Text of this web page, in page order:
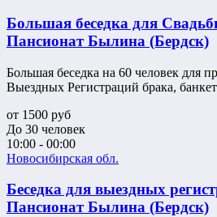
Большая беседка для
Пансионат Былина (Бердск)
Большая беседка на 60 человек для
Выездных Регистраций брака,
от 1500 руб
До 30 человек
10:00 - 00:00
Новосибирская обл.
Беседка для выездных
Пансионат Былина (Бердск)